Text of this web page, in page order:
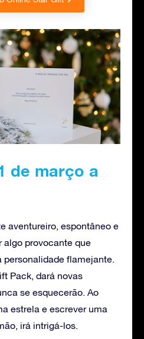
de março a
aventureiro, espontâneo e
algo provocante que
flamejante.
Pack, dará novas
se esquecerão. Ao
estrela e escrever uma
irá intrigá-los.